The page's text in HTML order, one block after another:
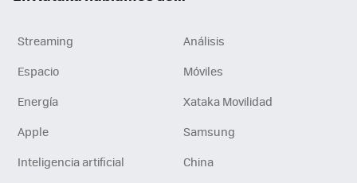
Streaming
Análisis
Espacio
Móviles
Energía
Xataka Movilidad
Apple
Samsung
Inteligencia artificial
China